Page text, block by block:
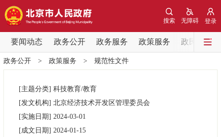
登录
无障碍
搜索
要闻动态 政务公开 政务服务 政策服务 政民互动
要闻动态
党中央精神 国务院信息
北京要闻
政务公开> 政策服务 > 规范性文件
[主题分类] 科技教育/教育
[发文机构] 北京经济技术开发区管理委员会
[实施日期] 2024-03-01
[成文日期] 2024-01-15